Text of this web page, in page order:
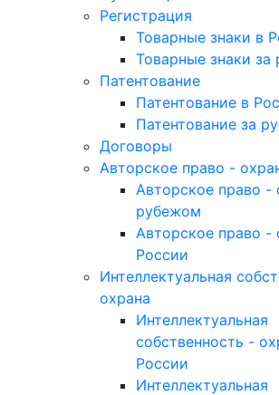
Регистрация
Товарные знаки в
Товарные знаки за
Патентование
Патентование в
Патентование за
Договоры
Авторское право -
Авторское право -
рубежом
Авторское право -
России
Интеллектуальная
охрана
Интеллектуальная
собственность -
России
Интеллектуальная